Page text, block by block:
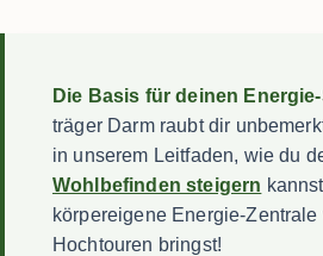
Die Basis für deinen
träger Darm raubt dir
in unserem Leitfaden, wie du
Wohlbefinden steigern
körpereigene Energie-
Hochtouren bringst!